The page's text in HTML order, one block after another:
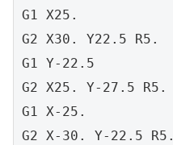
G1 X25.
G2 X30. Y22.5 R5.
G1 Y-22.5
G2 X25. Y-27.5 R5.
G1 X-25.
G2 X-30. Y-22.5 R5.